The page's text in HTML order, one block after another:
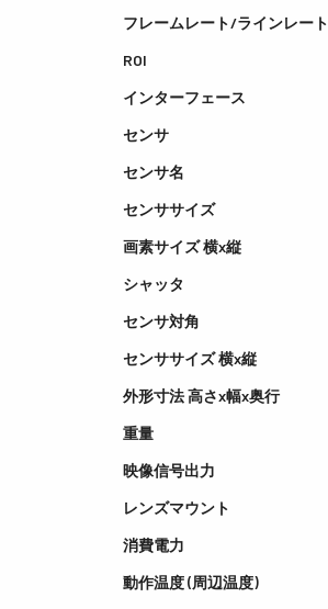
フレームレート/ラインレート
ROI
インターフェース
センサ
センサ名
センササイズ
画素サイズ 横x縦
シャッタ
センサ対角
センササイズ 横x縦
外形寸法 高さx幅x奥行
重量
映像信号出力
レンズマウント
消費電力
動作温度 (周辺温度)